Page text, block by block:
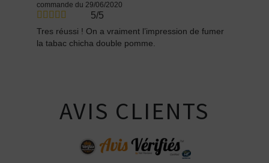
commande du 29/06/2020
5/5
Tres réussi ! On a vraiment l’impression de fumer
la tabac chicha double pomme.
AVIS CLIENTS